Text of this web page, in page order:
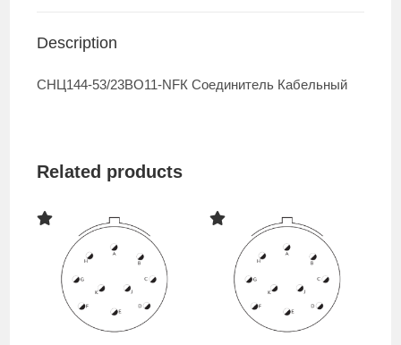
Description
СНЦ144-53/23ВО11-NFК Cоединитель Кабельный
Related products